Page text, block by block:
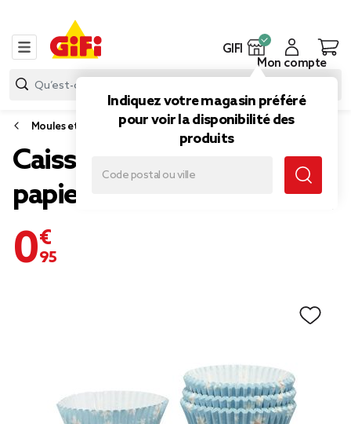
GIFI
Indiquez votre magasin préféré
pour voir la disponibilité des
produits
Mon compte
Moules et emporte-pièces
Caissettes à cupcakes x75
papier Ø7,5cm (2 modèles)
0,95 €